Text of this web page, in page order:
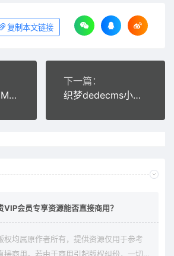
复制本文链接
米酷影视NMKCMS6.2.3源码自动采集+安装教程
下一篇：
织梦dedecms小清新风格QQ心情日志说说类网站模板(带手机移动端)
VIP会员专享资源能否直接商用？
权均属原作者所有，提供资源仅用于参考
接商用。若由于商用引起版权纠纷，一切